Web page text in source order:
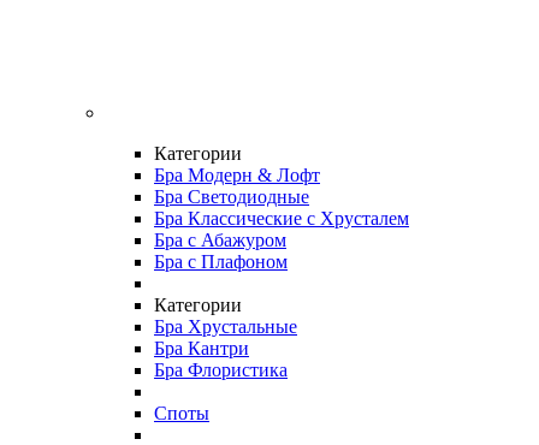
Категории
Бра Модерн & Лофт
Бра Светодиодные
Бра Классические с Хрусталем
Бра с Абажуром
Бра с Плафоном
Категории
Бра Хрустальные
Бра Кантри
Бра Флористика
Споты